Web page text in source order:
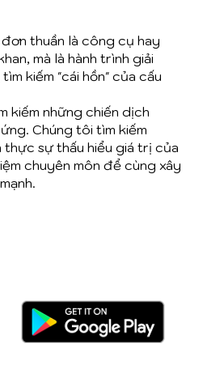
thuần là công cụ hay
mà là hành trình giải
kiếm "cái hồn" của cấu
kiếm những chiến dịch
Chúng tôi tìm kiếm
sự thấu hiểu giá trị của
chuyên môn để cùng xây